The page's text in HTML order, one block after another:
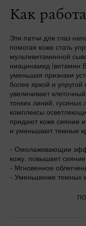
Как
Эти патчи для глаз
помогая коже стать
мультивитаминной
ниацинамид (витамин
уменьшая признаки
более яркой и
увеличивает
тонких линий,
комплексы
придают коже сияние
и уменьшают темные
- Омолаживающии
кожу, повышает
- Мгновенное
- Уменьшение темных